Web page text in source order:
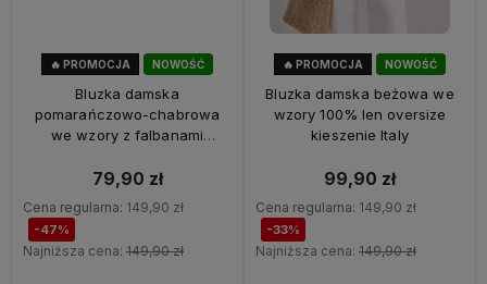
NOWOŚĆ
🔥 PROMOCJA
Bluzka damska
pomarańczowo-chabrowa
we wzory z falbanami
79,90 zł
Cena regularna: 149,90 zł
-47%
Najniższa cena: 149,90 zł
NOWOŚĆ
OKAZJA
🔥 PROMOCJA
Bluzka damska beżowa we
wzory 100% len oversize
kieszenie Italy
99,90 zł
Cena regularna: 149,90 zł
-33%
Najniższa cena: 149,90 zł